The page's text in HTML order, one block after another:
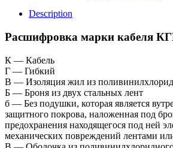
Description
Расшифровка марки кабеля
К — Кабель
Г — Гибкий
В — Изоляция жил из
Б — Броня из двух стальных лент
б — Без подушки, которая является
защитного покрова, наложенная под
предохранения находящегося под ней
механических повреждений лентами